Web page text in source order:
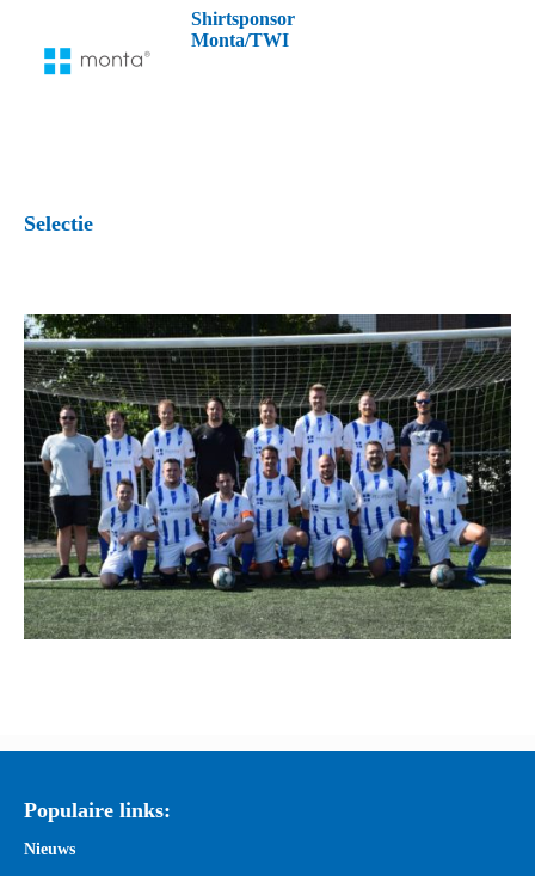
Shirtsponsor
Monta/TWI
Selectie
Populaire links:
Nieuws